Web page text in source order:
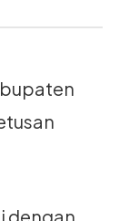
dengan